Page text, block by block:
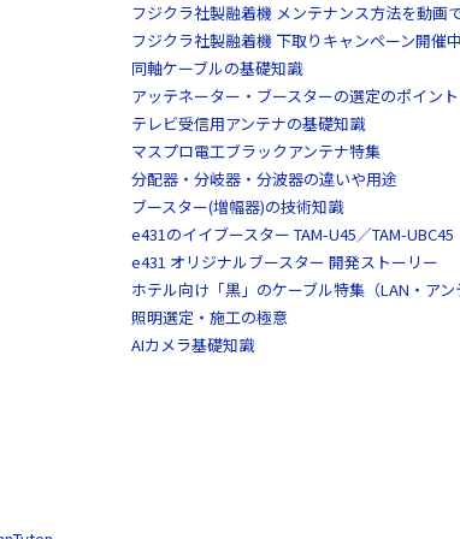
フジクラ社製融着機 メンテナンス方法を動画
フジクラ社製融着機 下取りキャンペーン開催中
同軸ケーブルの基礎知識
アッテネーター・ブースターの選定のポイント
テレビ受信用アンテナの基礎知識
マスプロ電工ブラックアンテナ特集
分配器・分岐器・分波器の違いや用途
ブースター(増幅器)の技術知識
e431のイイブースター TAM-U45／TAM-UBC45
e431 オリジナルブースター 開発ストーリー
ホテル向け「黒」のケーブル特集（LAN・アン
照明選定・施工の極意
AIカメラ基礎知識